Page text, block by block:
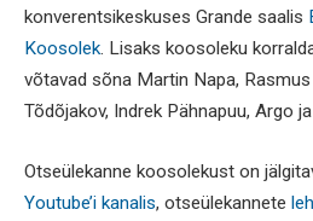
konverentsikeskuses Grande saalis
Koosolek. Lisaks koosoleku
võtavad sõna Martin Napa, Rasmus
Tõdõjakov, Indrek Pähnapuu, Argo
Otseülekanne koosolekust on
Youtube’i kanalis, otseülekannete